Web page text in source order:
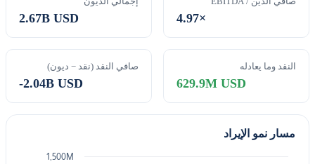
4.97×
2.67B USD
النقد وما يعادله
629.9M USD
صافي النقد (نقد − ديون)
-2.04B USD
مسار نمو الإيراد
1,500M